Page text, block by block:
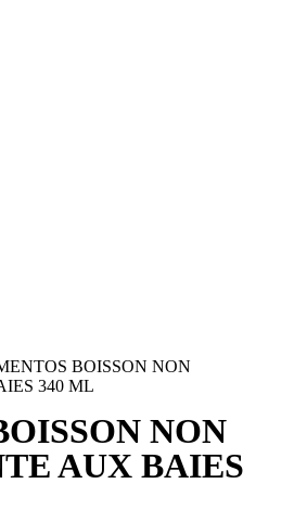
BOISSON NON
340 ML
NON
AUX BAIES